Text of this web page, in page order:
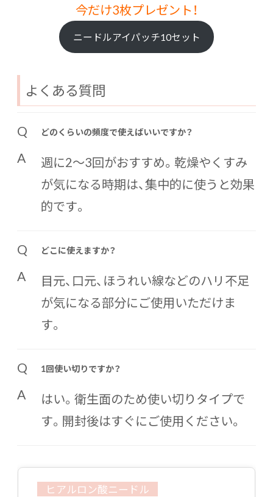
今だけ3枚プレゼント！
ニードルアイパッチ10セット
よくある質問
Q どのくらいの頻度で使えばいいですか？
A
週に2〜3回がおすすめ。乾燥やくすみ
が気になる時期は、集中的に使うと効果
的です。
Q どこに使えますか？
A
目元、口元、ほうれい線などのハリ不足
が気になる部分にご使用いただけま
す。
Q 1回使い切りですか？
A
はい。衛生面のため使い切りタイプで
す。開封後はすぐにご使用ください。
ヒアルロン酸ニードル